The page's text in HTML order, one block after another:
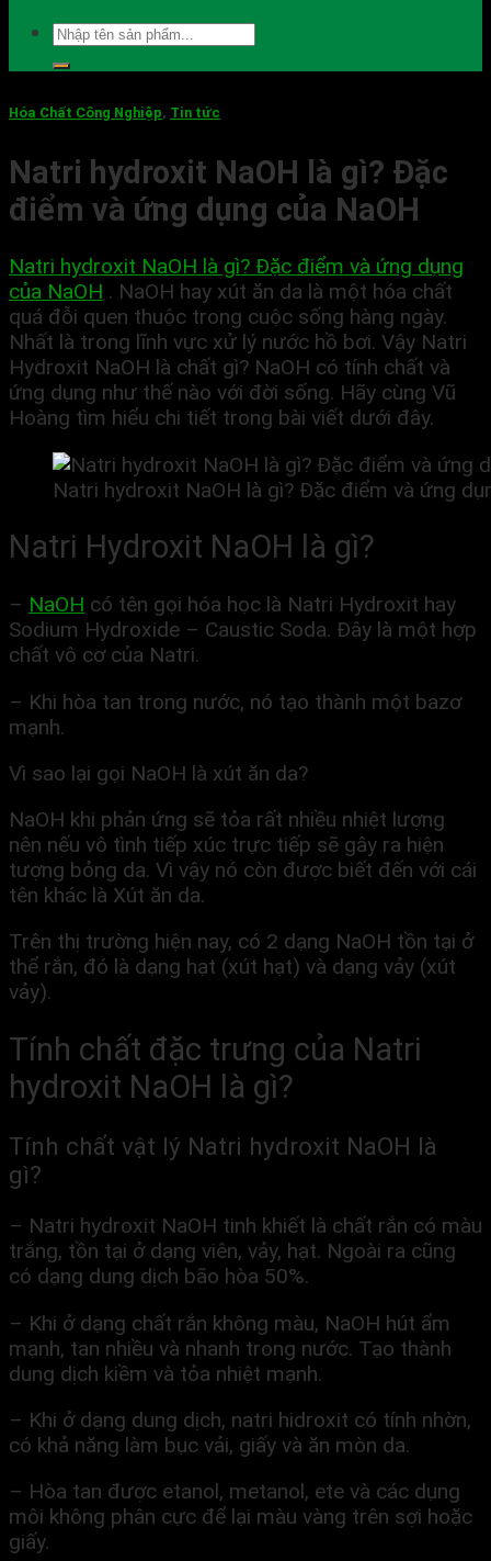
Hóa Chất Công Nghiệp, Tin tức
Natri hydroxit NaOH là gì? Đặc
điểm và ứng dụng của NaOH
Natri hydroxit NaOH là gì? Đặc điểm và ứng dụng
của NaOH . NaOH hay xút ăn da là một hóa chất
quá đỗi quen thuộc trong cuộc sống hàng ngày.
Nhất là trong lĩnh vực xử lý nước hồ bơi. Vậy Natri
Hydroxit NaOH là chất gì? NaOH có tính chất và
ứng dụng như thế nào với đời sống. Hãy cùng Vũ
Hoàng tìm hiểu chi tiết trong bài viết dưới đây.
Natri hydroxit NaOH là gì? Đặc điểm và ứng
Natri Hydroxit NaOH là gì?
– NaOH có tên gọi hóa học là Natri Hydroxit hay
Sodium Hydroxide – Caustic Soda. Đây là một hợp
chất vô cơ của Natri.
– Khi hòa tan trong nước, nó tạo thành một bazơ
mạnh.
Vì sao lại gọi NaOH là xút ăn da?
NaOH khi phản ứng sẽ tỏa rất nhiều nhiệt lượng
nên nếu vô tình tiếp xúc trực tiếp sẽ gây ra hiện
tượng bỏng da. Vì vậy nó còn được biết đến với cái
tên khác là Xút ăn da.
Trên thị trường hiện nay, có 2 dạng NaOH tồn tại ở
thể rắn, đó là dạng hạt (xút hạt) và dạng vảy (xút
vảy).
Tính chất đặc trưng của Natri
hydroxit NaOH là gì?
Tính chất vật lý Natri hydroxit NaOH là
gì?
– Natri hydroxit NaOH tinh khiết là chất rắn có màu
trắng, tồn tại ở dạng viên, vảy, hạt. Ngoài ra cũng
có dạng dung dịch bão hòa 50%.
– Khi ở dạng chất rắn không màu, NaOH hút ẩm
mạnh, tan nhiều và nhanh trong nước. Tạo thành
dung dịch kiềm và tỏa nhiệt mạnh.
– Khi ở dạng dung dịch, natri hidroxit có tính nhờn,
có khả năng làm bục vải, giấy và ăn mòn da.
– Hòa tan được etanol, metanol, ete và các dụng
môi không phân cực để lại màu vàng trên sợi hoặc
giấy.